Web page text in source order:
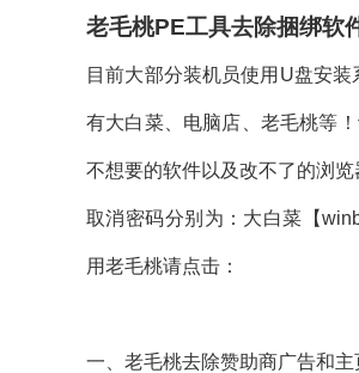
老毛桃PE工具去除捆绑
目前大部分装机员使用U盘安
有大白菜、电脑店、老毛桃等
不想要的软件以及改不了的浏
取消密码分别为：大白菜【
用老毛桃请点击：
一、老毛桃去除赞助商广告和主